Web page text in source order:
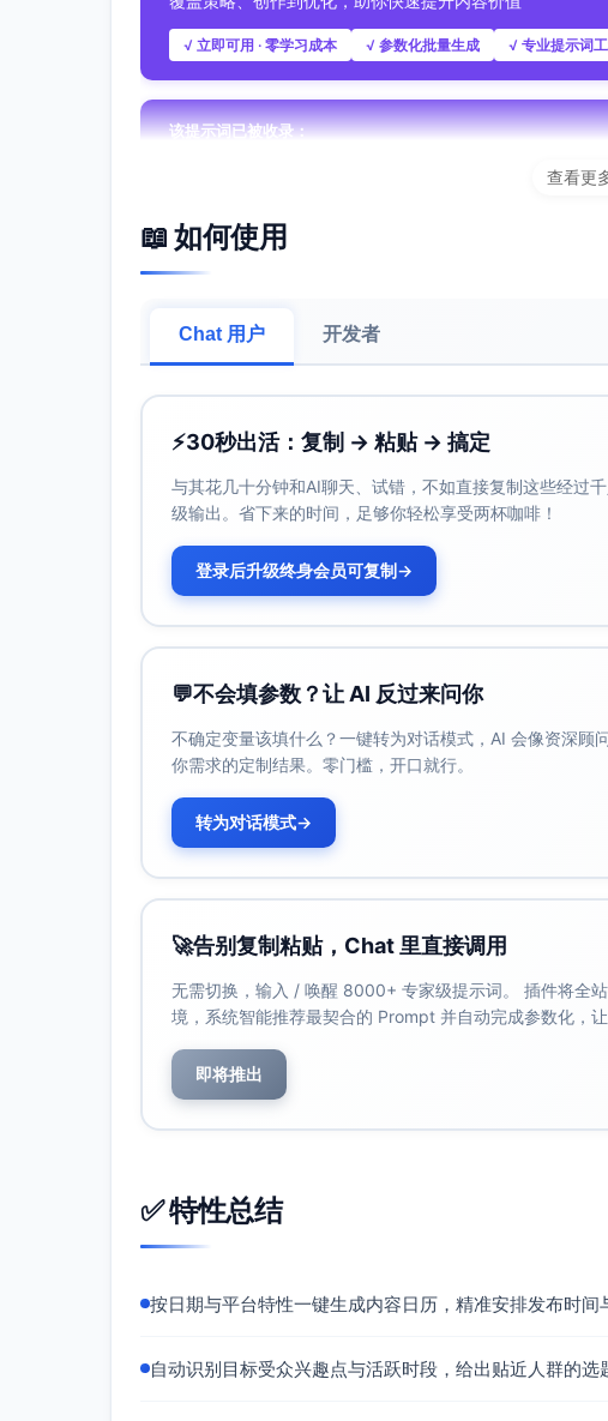
行为特征：活跃时段12:00-13:30、20:00-23:00；被
数据”触发；重客服响应/售后；愿入私域学习使用方
核心痛点：泛红、干痒刺痛、屏障不稳、成分安全焦
内容策略概述
第1周 认知建立：成分溯源、功效机制、痛点洞察
第2周 场景种草：早晚护肤搭配、换季清单；达
第4周 转化收口：真实评论海报、FAQ；私域群“
抖音：前三秒强冲击，功能点聚焦；直播承接加粉/
视频号：科学背书/屏障理论+微信内转链，提升信
统一话题与互动：#稳修护计划#、#7天稳定挑战#；
合规提示：不夸大功效；“0添加”描述限定为“未添加
已完成的安全评估与法规允许表述；实验数据需基于
流程/指标设计”。
说明：每条含发布时间（建议）、内容主题/钩子、形
优先12:20-13:20与20:00-22:30。
第1周｜认知建立
小红书
周一 20:30｜《3步判断你是不是敏感肌｜自测卡
形式：多图长图（成分卡片封面）
互动：评论回“自测”领肤质自测表；置顶FAQ
指标：收藏率、评论质量、关键词排名
核心：关键成分、安全策略（未添加酒精/香精
指标：停留时长、收藏率
互动：评论回“体验”抽体验装
指标：完播率、互动率
√ 立即可用 · 零学习成本 √ 参数化批量生成 √ 专业提示词
该提示词已被收录：
“产品推广者必备：全渠道品牌增长提示词合集
√ 立即可用 · 零学习成本
查看更
📖 如何使用
Chat 用户 开发者
⚡30秒出活：复制 → 粘贴 → 搞定
与其花几十分钟和AI聊天、试错，不如直接复制这些经过
级输出。省下来的时间，足够你轻松享受两杯咖啡！
登录后升级终身会员可复制→
💬不会填参数？让 AI 反过来问你
不确定变量该填什么？一键转为对话模式，AI 会像资深顾
你需求的定制结果。零门槛，开口就行。
转为对话模式→
🚀告别复制粘贴，Chat 里直接调用
无需切换，输入 / 唤醒 8000+ 专家级提示词。 插件将全
境，系统智能推荐最契合的 Prompt 并自动完成参数化，
即将推出
✅ 特性总结
按日期与平台特性一键生成内容日历，精准安排发布时
自动识别目标受众兴趣点与活跃时段，给出贴近人群的